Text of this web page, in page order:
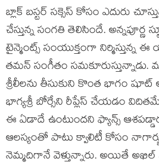
బ్లాక్ బస్టర్ సక్సెస్ కోసం ఎదురు
చేస్తున్న సంగతి తెలిసిందే.
టైన్మెంట్స్ సంయుక్తంగా నిర్మిస్తున్న
తమన్ సంగీతం
శ్రీలీలను తీసుకుని కొంత భాగం
భాగ్యశ్రీ బోర్సేని రీప్లేస్ చేయడం
ఈ ఏడాదే ఉంటుందని ఫ్యాన్స్
ఆలస్యంతో పాటు క్వాలిటీ కోసం
నెమ్మదిగానే వెళ్తున్నారు. అయితే అఖిల్